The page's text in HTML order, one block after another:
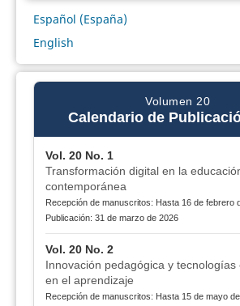
Español (España)
English
Volumen 20
Calendario de
Vol. 20 No. 1
Transformación digital en la
contemporánea
Recepción de manuscritos: Hasta 16 de febrero
Publicación: 31 de marzo de 2026
Vol. 20 No. 2
Innovación pedagógica y tecnologías
en el aprendizaje
Recepción de manuscritos: Hasta 15 de mayo